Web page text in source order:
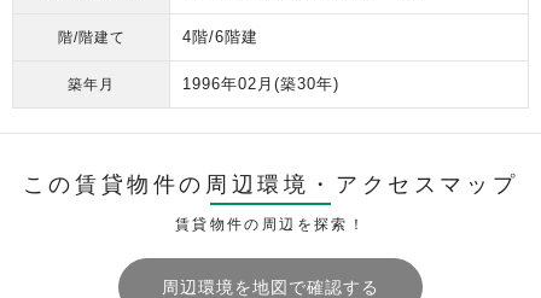
階/階建て 4階/6階建
築年月 1996年02月 (築30年)
この賃貸物件の周辺環境・ アクセスマップ
賃貸物件の周辺を探索！
周辺環境を地図で確認する